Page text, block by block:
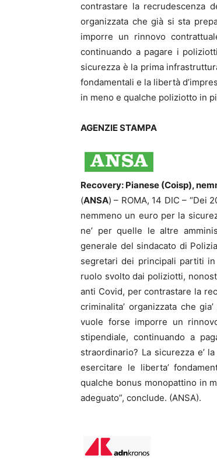
contrastare la recrudescenza
organizzata che già si sta
imporre un rinnovo
continuando a pagare i
sicurezza è la prima
fondamentali e la libertà
in meno e qualche poliziotto in
AGENZIE STAMPA
Recovery: Pianese (Coisp),
(ANSA) – ROMA, 14 DIC –
nemmeno un euro per la
ne’ per quelle le altre
generale del sindacato di
segretari dei principali partiti in
ruolo svolto dai poliziotti,
anti Covid, per contrastare la
criminalita’ organizzata che
vuole forse imporre un
stipendiale, continuando a
straordinario? La sicurezza e’
esercitare le liberta’
qualche bonus monopattino in
adeguato”, conclude. (ANSA).